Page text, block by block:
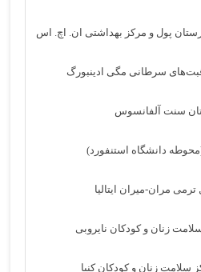
پول و مرکز بهداشتی ان. اچ. اس
سرطانی مگی ادینبورگ
سنت آلفانسوس
دانشگاه استنفورد)
مران-میران ایتالیا
زنان و کودکان نایروبی
سلامت زنان و کودکان کنیا